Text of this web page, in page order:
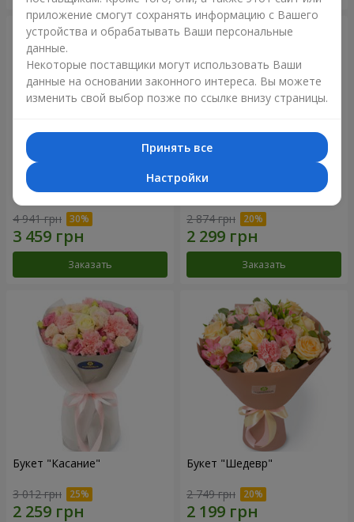
Букет "Your Smile"
4 941 грн
Заказать
Букет "Прикосновение
2 874 грн
Заказать
Букет "Касание"
3 012 грн
Букет "Шедевр"
2 749 грн
приложение смогут сохранять информацию с Вашего
устройства и обрабатывать Ваши персональные
данные.
Некоторые поставщики могут использовать Ваши
данные на основании законного интереса. Вы можете
изменить свой выбор позже по ссылке внизу страницы.
Принять все
Настройки